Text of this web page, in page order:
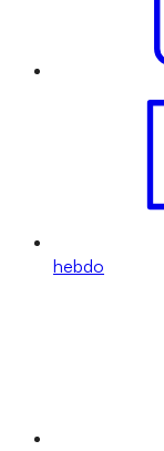
hebdo